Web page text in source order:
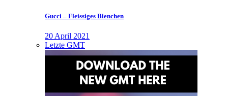
Gucci – Fleissiges Bienchen
20 April 2021
Letzte GMT